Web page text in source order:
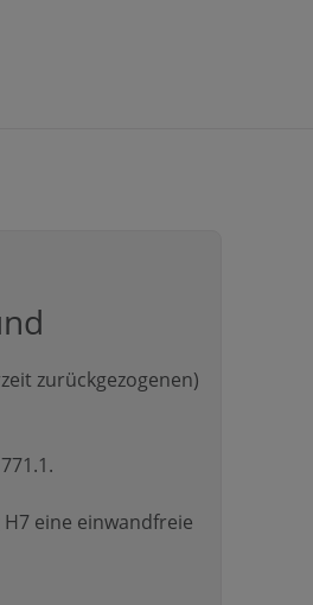
zurückgezogenen)
eine einwandfreie